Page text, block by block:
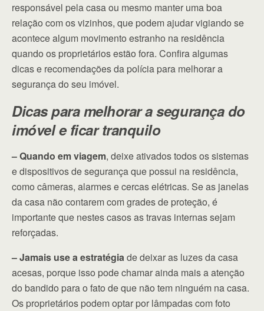
responsável pela casa ou mesmo manter uma boa
relação com os vizinhos, que podem ajudar vigiando se
acontece algum movimento estranho na residência
quando os proprietários estão fora. Confira algumas
dicas e recomendações da polícia para melhorar a
segurança do seu imóvel.
Dicas para melhorar a segurança do
imóvel e ficar tranquilo
– Quando em viagem, deixe ativados todos os sistemas
e dispositivos de segurança que possui na residência,
como câmeras, alarmes e cercas elétricas. Se as janelas
da casa não contarem com grades de proteção, é
importante que nestes casos as travas internas sejam
reforçadas.
– Jamais use a estratégiade deixar as luzes da casa
acesas, porque isso pode chamar ainda mais a atenção
do bandido para o fato de que não tem ninguém na casa.
Os proprietários podem optar por lâmpadas com foto